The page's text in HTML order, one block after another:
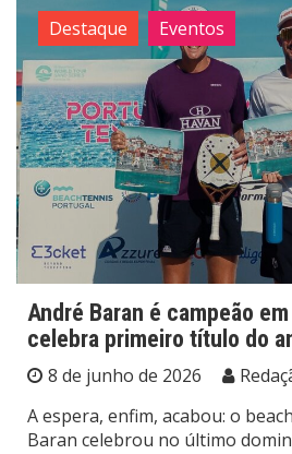
Destaque Eventos
André Baran é campeão
celebra primeiro título do
8 de junho de 2026
A espera, enfim, acabou: o
Baran celebrou no último